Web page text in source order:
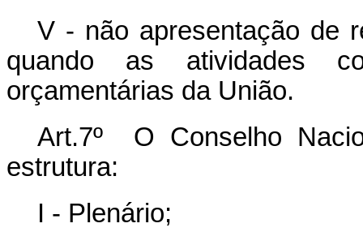
V - não apresentação de
quando as atividades
orçamentárias da União.
Art.7º O Conselho
estrutura:
I - Plenário;